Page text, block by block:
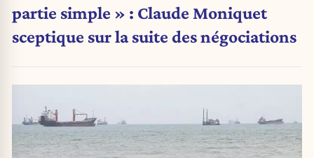
partie simple » : Claude Moniquet
sceptique sur la suite des négociations